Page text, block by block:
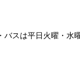
バスは平日火曜・水